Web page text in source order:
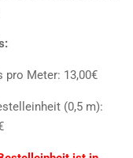
pro Meter: 13,00€
(0,5 m):